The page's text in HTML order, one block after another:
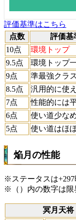
評価基準はこちら
点数
評価基
10点
環境トップ
9.5点
環境トップ
9点
準最強クラス
8.5点
汎用的に使
7点
性能的には
6点
使い道少な
5点
使い道はほ
焔月の性能
※ステータスは
※（）内の数字は限
冥月天将